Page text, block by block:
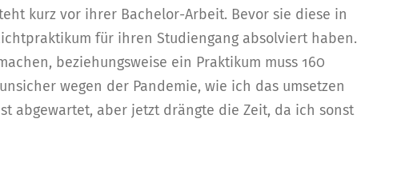
kurz vor ihrer Bachelor-Arbeit. Bevor sie diese in
für ihren Studiengang absolviert haben.
beziehungsweise ein Praktikum muss 160
wegen der Pandemie, wie ich das umsetzen
abgewartet, aber jetzt drängte die Zeit, da ich sonst